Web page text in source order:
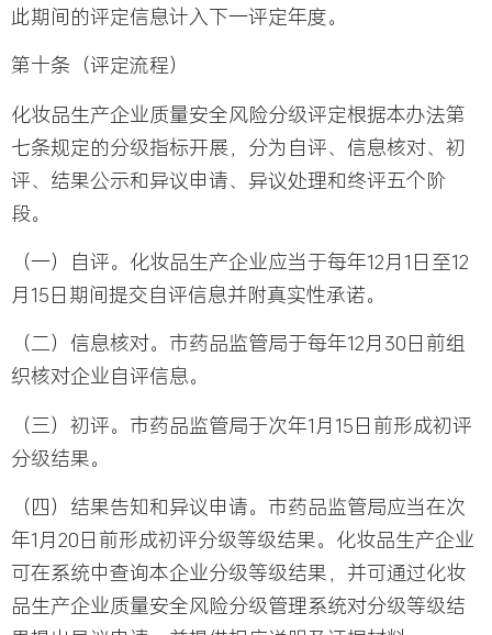
此期间的评定信息计入下一评定年度。
第十条（评定流程）
化妆品生产企业质量安全风险分级评定根据本办法第
七条规定的分级指标开展，分为自评、信息核对、初
评、结果公示和异议申请、异议处理和终评五个阶
段。
（一）自评。化妆品生产企业应当于每年12月1日至12
月15日期间提交自评信息并附真实性承诺。
（二）信息核对。市药品监管局于每年12月30日前组
织核对企业自评信息。
（三）初评。市药品监管局于次年1月15日前形成初评
分级结果。
（四）结果告知和异议申请。市药品监管局应当在次
年1月20日前形成初评分级等级结果。化妆品生产企业
可在系统中查询本企业分级等级结果，并可通过化妆
品生产企业质量安全风险分级管理系统对分级等级结